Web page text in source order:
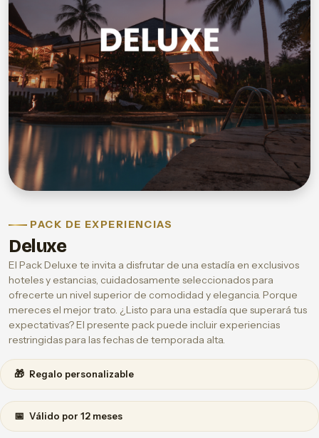
PACK DE EXPERIENCIAS
Deluxe
El Pack Deluxe te invita a disfrutar de una estadía en exclusivos
hoteles y estancias, cuidadosamente seleccionados para
ofrecerte un nivel superior de comodidad y elegancia. Porque
mereces el mejor trato. ¿Listo para una estadía que superará tus
expectativas? El presente pack puede incluir experiencias
restringidas para las fechas de temporada alta.
🎁 Regalo personalizable
📅 Válido por 12 meses